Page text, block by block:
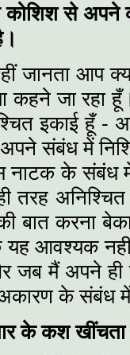
से अपने
जानता आप
कहने जा रहा
इकाई हूँ -
संबंध में
के संबंध
तरह
बात करना
यह आवश्यक
जब मैं अपने ही
के संबंध
के कश